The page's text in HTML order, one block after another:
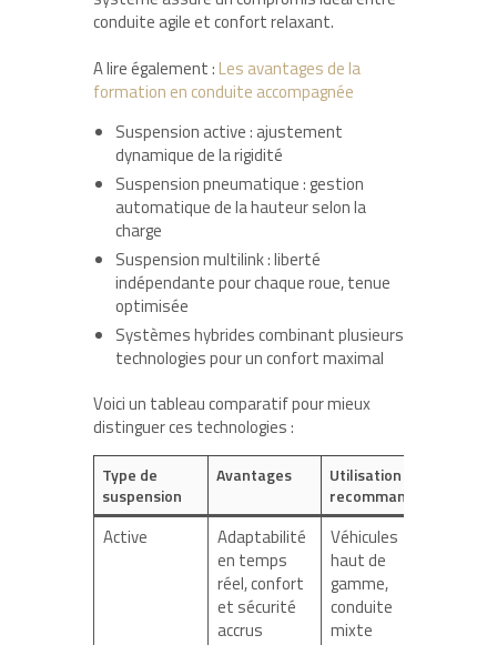
conduite agile et confort relaxant.
A lire également : Les avantages de la
formation en conduite accompagnée
Suspension active : ajustement
dynamique de la rigidité
Suspension pneumatique : gestion
automatique de la hauteur selon la
charge
Suspension multilink : liberté
indépendante pour chaque roue, tenue
optimisée
Systèmes hybrides combinant plusieurs
technologies pour un confort maximal
Voici un tableau comparatif pour mieux
distinguer ces technologies :
Type de
suspension
Avantages
Utilisation
recommandée
Active
Adaptabilité
en temps
réel, confort
et sécurité
accrus
Véhicules
haut de
gamme,
conduite
mixte